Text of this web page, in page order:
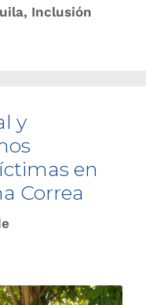
, Inclusión
y
en
Correa